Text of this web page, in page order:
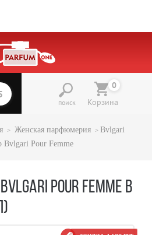
поиск
0
Корзина
Женская парфюмерия
Bvlgari
Bvlgari Pour Femme
POUR FEMME В